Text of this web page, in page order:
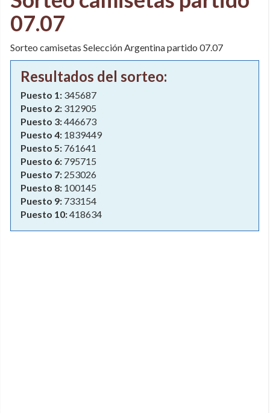
07.07
Sorteo camisetas Selección Argentina partido 07.07
Resultados del sorteo:
Puesto 1: 345687
Puesto 2: 312905
Puesto 3:446673
Puesto 4: 1839449
Puesto 5: 761641
Puesto 6: 795715
Puesto 7: 253026
Puesto 8: 100145
Puesto 9: 733154
Puesto 10:418634